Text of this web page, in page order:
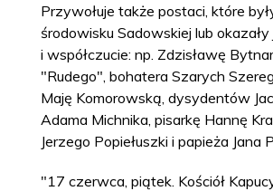
Przywołuje także postaci, które
środowisku Sadowskiej lub
i współczucie: np. Zdzisławę
"Rudego", bohatera Szarych
Maję Komorowską, dysydentów
Adama Michnika, pisarkę Hannę
Jerzego Popiełuszki i papieża Jana
"17 czerwca, piątek. Kościół